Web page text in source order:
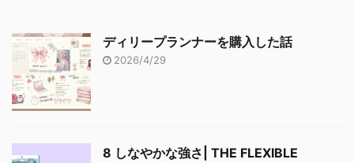
ディリープランナーを購入した話
2026/4/29
8 しなやかな強さ| THE FLEXIBLE